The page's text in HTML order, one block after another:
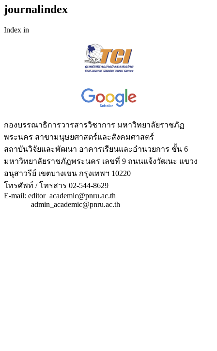
journalindex
Index in
กองบรรณาธิการวารสารวิชาการ มหาวิทยาลัยราชภัฏ
พระนคร สาขามนุษยศาสตร์และสังคมศาสตร์
สถาบันวิจัยและพัฒนา อาคารเรียนและอำนวยการ ชั้น 6
มหาวิทยาลัยราชภัฏพระนคร เลขที่ 9 ถนนแจ้งวัฒนะ แขวง
อนุสาวรีย์ เขตบางเขน กรุงเทพฯ 10220
โทรศัพท์ / โทรสาร 02-544-8629
E-mail: editor_academic@pnru.ac.th
admin_academic@pnru.ac.th